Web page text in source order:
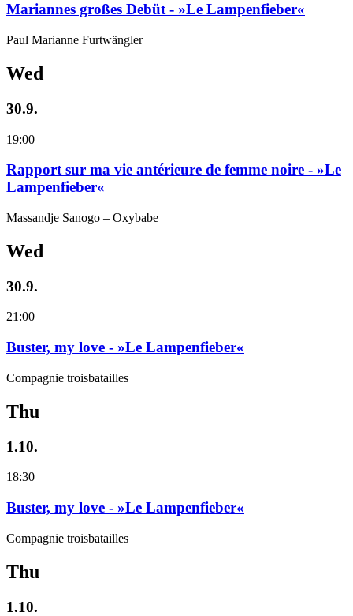
Mariannes großes Debüt - »Le Lampenfieber«
Paul Marianne Furtwängler
Wed
30.9.
19:00
Rapport sur ma vie antérieure de femme noire - »Le
Lampenfieber«
Massandje Sanogo – Oxybabe
Wed
30.9.
21:00
Buster, my love - »Le Lampenfieber«
Compagnie troisbatailles
Thu
1.10.
18:30
Buster, my love - »Le Lampenfieber«
Compagnie troisbatailles
Thu
1.10.